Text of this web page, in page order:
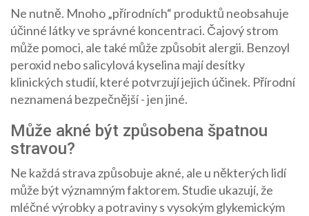
Ne nutně. Mnoho „přírodních“ produktů neobsahuje
účinné látky ve správné koncentraci. Čajový strom
může pomoci, ale také může způsobit alergii. Benzoyl
peroxid nebo salicylová kyselina mají desítky
klinických studií, které potvrzují jejich účinek. Přírodní
neznamená bezpečnější - jen jiné.
Může akné být způsobena špatnou
stravou?
Ne každá strava způsobuje akné, ale u některých lidí
může být významným faktorem. Studie ukazují, že
mléčné výrobky a potraviny s vysokým glykemickým